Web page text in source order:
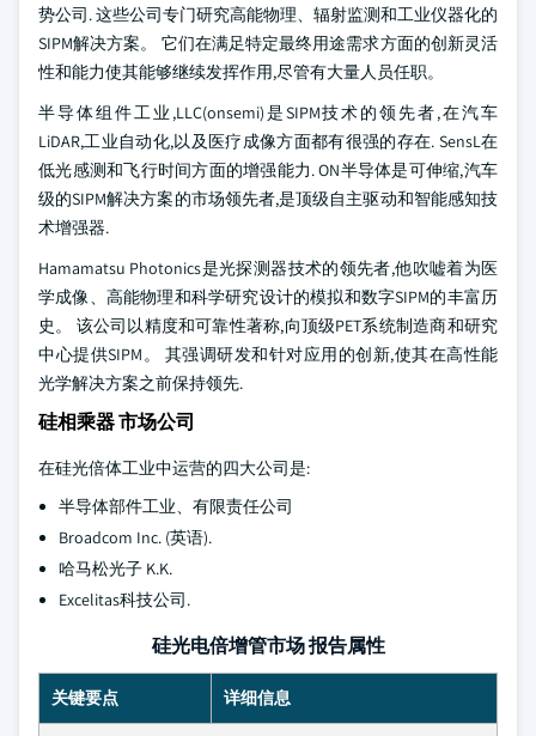
势公司. 这些公司专门研究高能物理、辐射监测和工业仪器化的
SIPM解决方案。 它们在满足特定最终用途需求方面的创新灵活
性和能力使其能够继续发挥作用,尽管有大量人员任职。
半导体组件工业,LLC(onsemi)是SIPM技术的领先者,在汽车
LiDAR,工业自动化,以及医疗成像方面都有很强的存在. SensL在
低光感测和飞行时间方面的增强能力. ON半导体是可伸缩,汽车
级的SIPM解决方案的市场领先者,是顶级自主驱动和智能感知技
术增强器.
Hamamatsu Photonics是光探测器技术的领先者,他吹嘘着为医
学成像、高能物理和科学研究设计的模拟和数字SIPM的丰富历
史。 该公司以精度和可靠性著称,向顶级PET系统制造商和研究
中心提供SIPM。 其强调研发和针对应用的创新,使其在高性能
光学解决方案之前保持领先.
硅相乘器 市场公司
在硅光倍体工业中运营的四大公司是:
半导体部件工业、有限责任公司
Broadcom Inc. (英语).
哈马松光子 K.K.
Excelitas科技公司.
硅光电倍增管市场 报告属性
关键要点 详细信息